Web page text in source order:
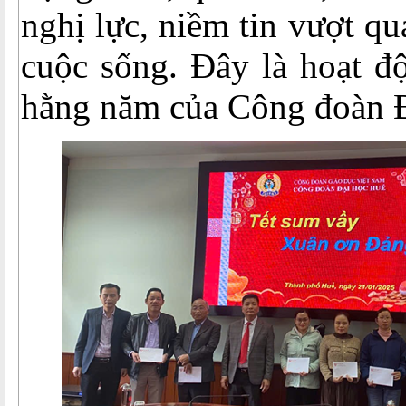
nghị lực, niềm tin vượt
cuộc sống. Đây là hoạt
hằng năm của Công đoàn